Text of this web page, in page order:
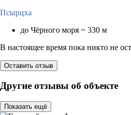
Псырцха
до Чёрного моря ~ 330 м
В настоящее время пока никто не
Оставить отзыв
Другие отзывы об объекте
Показать ещё